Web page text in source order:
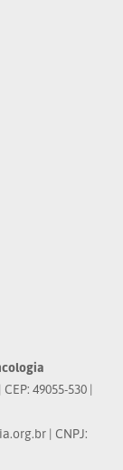
49055-530 |
| CNPJ: